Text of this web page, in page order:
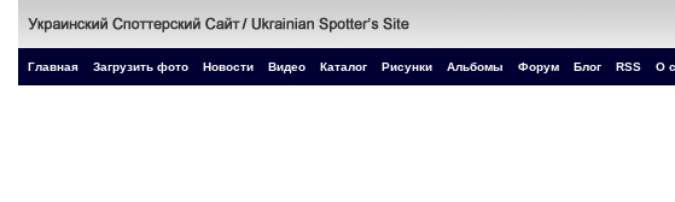
Главная Загрузить фото Новости Видео Каталог Рисунки Альбомы Форум Блог RSS О